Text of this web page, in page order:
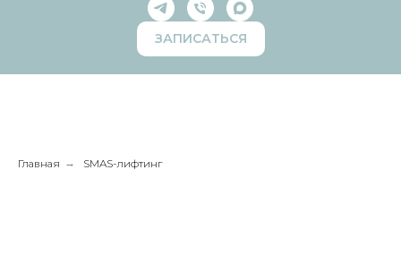
ЗАПИСАТЬСЯ
Главная → SMAS-лифтинг